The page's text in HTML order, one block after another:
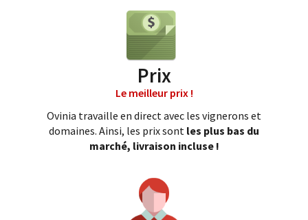
Prix
Le meilleur prix !
Ovinia travaille en direct avec les vignerons et
domaines. Ainsi, les prix sont les plus bas du
marché, livraison incluse !